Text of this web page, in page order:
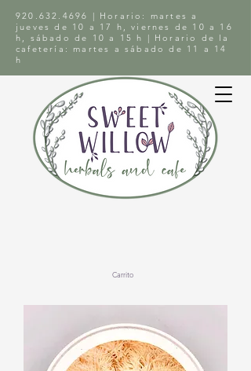
920.632.4696
| Horario: martes a
jueves de 10 a 17 h, viernes de 10 a 16
h, sábado de 10 a 15 h | Horario de la
cafetería: martes a sábado de 11 a 14
h
Carrito